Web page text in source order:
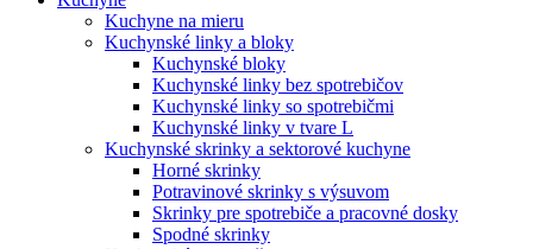
Kuchyne na mieru
Kuchynské linky a bloky
Kuchynské bloky
Kuchynské linky bez spotrebičov
Kuchynské linky so spotrebičmi
Kuchynské linky v tvare L
Kuchynské skrinky a sektorové kuchyne
Horné skrinky
Potravinové skrinky s výsuvom
Skrinky pre spotrebiče a pracovné dosky
Spodné skrinky